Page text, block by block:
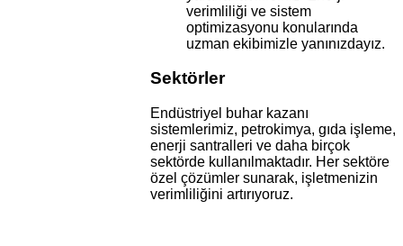
verimliliği ve sistem
optimizasyonu konularında
uzman ekibimizle yanınızdayız.
Sektörler
Endüstriyel buhar kazanı
sistemlerimiz, petrokimya, gıda işleme,
enerji santralleri ve daha birçok
sektörde kullanılmaktadır. Her sektöre
özel çözümler sunarak, işletmenizin
verimliliğini artırıyoruz.